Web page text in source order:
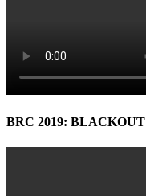
BRC 2019: BLACKOUT